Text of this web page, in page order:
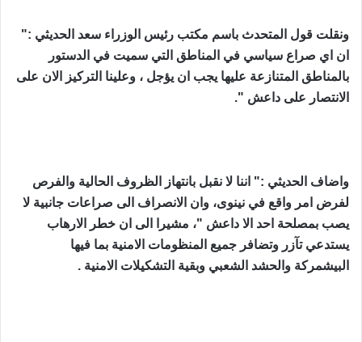
ونقلت قول المتحدث باسم مكتب رئيس الوزراء سعد الحديثي :"
ان اي صراع سياسي في المناطق التي سميت في الدستور
بالمناطق المتنازعة عليها يجب ان يؤجل ، وعلينا التركيز الان على
الانتصار على داعش ".
واضاف الحديثي :" اننا لا نقبل بانتهاز الظروف الحالية والفرص
لفرض امر واقع في نينوى، وان الانصراف الى صراعات جانبية لا
يصب بمصلحة احد الا داعش "، مشيرا الى ان خطر الارهاب
يستدعي تآزر وتضافر جميع المنظومات الامنية بما فيها
البيشمركة والحشد الشعبي وبقية التشكيلات الامنية .